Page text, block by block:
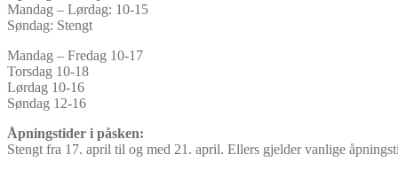
Mandag – Lørdag: 10-15
Søndag: Stengt
Mandag – Fredag 10-17
Torsdag 10-18
Lørdag 10-16
Søndag 12-16
Åpningstider i påsken:
Stengt fra 17. april til og med 21. april. Ellers gjelder vanlige